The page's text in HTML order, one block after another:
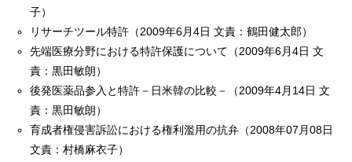
子）
リサーチツール特許（2009年6月4日 文責：鶴田健太郎）
先端医療分野における特許保護について（2009年6月4日 文
責：黒田敏朗）
後発医薬品参入と特許－日米韓の比較－（2009年4月14日 文
責：黒田敏朗）
育成者権侵害訴訟における権利濫用の抗弁（2008年07月08日
文責：村橋麻衣子）